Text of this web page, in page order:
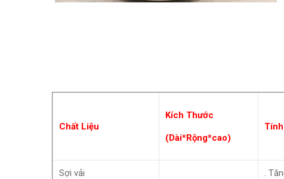
Chất Liệu
Kích Thước
(Dài*Rộng*cao)
Sợi vải .